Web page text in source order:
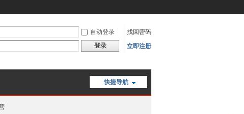
自动登录
找回密码
登录 立即注册
快捷导航